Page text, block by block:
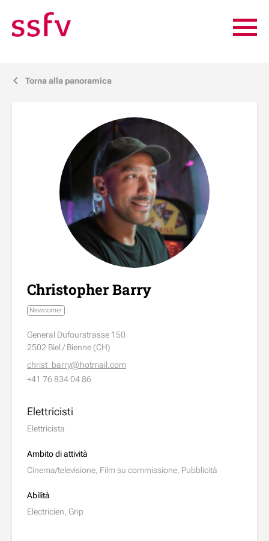
j Torna alla panoramica
Christopher Barry
Newcomer
General Dufourstrasse 150
2502 Biel / Bienne (CH)
christ_barry@hotmail.com
+41 76 834 04 86
Elettricisti
Elettricista
Ambito di attività
Cinema/televisione, Film su commissione, Pubblicità
Abilità
Electricien, Grip